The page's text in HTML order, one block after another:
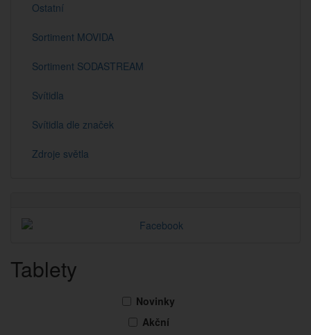
Ostatní
Sortiment MOVIDA
Sortiment SODASTREAM
Svítidla
Svítidla dle značek
Zdroje světla
Tablety
Novinky
Akční